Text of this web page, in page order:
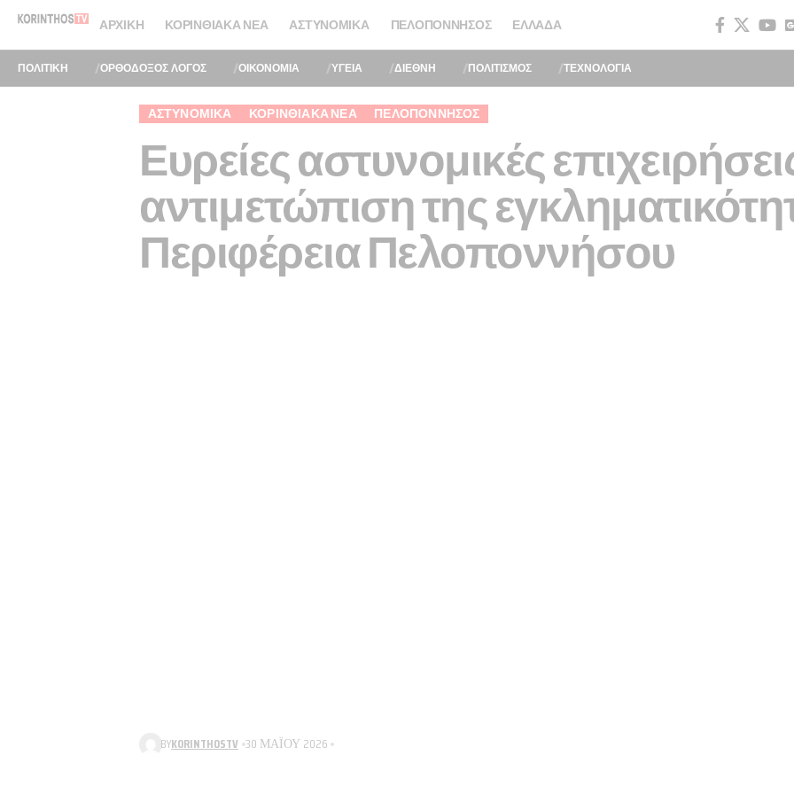
ΑΡΧΙΚΉ ΚΟΡΙΝΘΙΑΚΆ ΝΈΑ ΑΣΤΥΝΟΜΙΚΆ ΠΕΛΟΠΌΝΝΗΣΟΣ ΕΛΛΆΔΑ
ΠΟΛΙΤΙΚΗ ΟΡΘΟΔΟΞΟΣ ΛΟΓΟΣ ΟΙΚΟΝΟΜΙΑ ΥΓΕΙΑ ΔΙΕΘΝΗ ΠΟΛΙΤΙΣΜΟΣ ΤΕΧΝΟΛΟΓΙΑ
ΑΣΤΥΝΟΜΙΚΆ ΚΟΡΙΝΘΙΑΚΆ ΝΈΑ ΠΕΛΟΠΌΝΝΗΣΟΣ
Ευρείες αστυνομικές
αντιμετώπιση της
Περιφέρεια Πελοποννήσου
BYKORINTHOSTV 30 ΜΑΪ́ΟΥ 2026